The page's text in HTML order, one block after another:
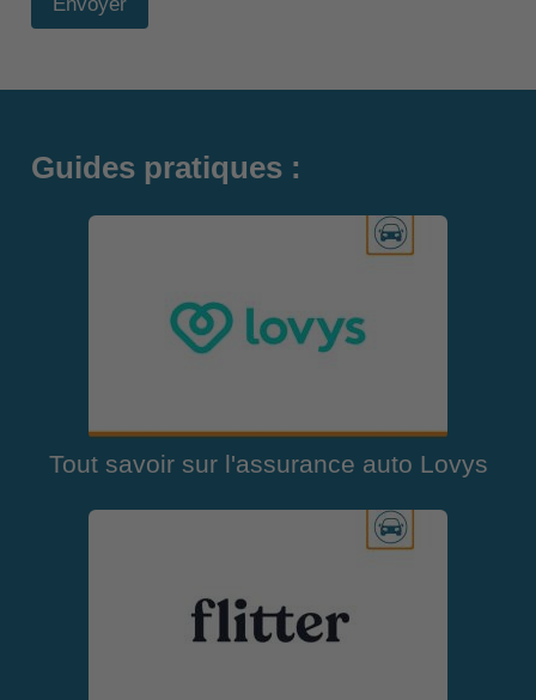
Guides pratiques :
Tout savoir sur l'assurance auto Lovys